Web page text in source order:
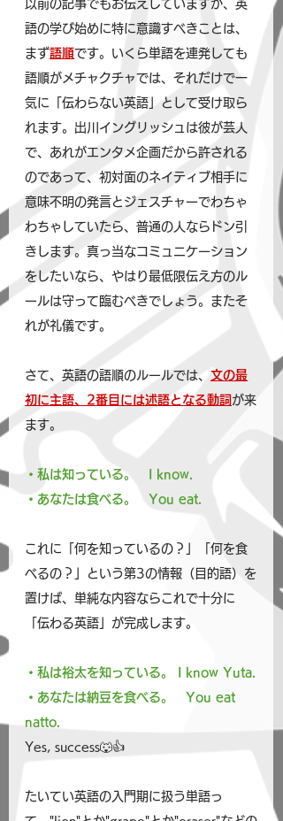
以前の記事でもお伝えしていますが、英
語の学び始めに特に意識すべきことは、
まず語順です。いくら単語を連発しても
語順がメチャクチャでは、それだけで一
気に「伝わらない英語」として受け取ら
れます。出川イングリッシュは彼が芸人
で、あれがエンタメ企画だから許される
のであって、初対面のネイティブ相手に
意味不明の発言とジェスチャーでわちゃ
わちゃしていたら、普通の人ならドン引
きします。真っ当なコミュニケーション
をしたいなら、やはり最低限伝え方のル
ールは守って臨むべきでしょう。またそ
れが礼儀です。
さて、英語の語順のルールでは、 文の最
初に主語、2番目には述語となる動詞 が来
ます。
・私は知っている。　I know.
・あなたは食べる。　You eat.
これに「何を知っているの？」「何を食
べるの？」という第3の情報（目的語）を
置けば、単純な内容ならこれで十分に
「伝わる英語」が完成します。
・私は裕太を知っている。 I know Yuta.
・あなたは納豆を食べる。　You eat
natto.
Yes, success🐺👍
たいてい英語の入門期に扱う単語っ